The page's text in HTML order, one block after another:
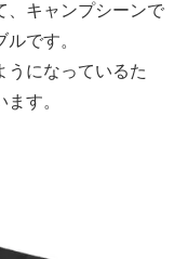
、キャンプシーンで
です。
うになっているた
す。